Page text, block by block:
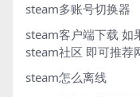
steam多账号切换器
steam客户端下载 如
steam社区 即可推荐
steam怎么离线